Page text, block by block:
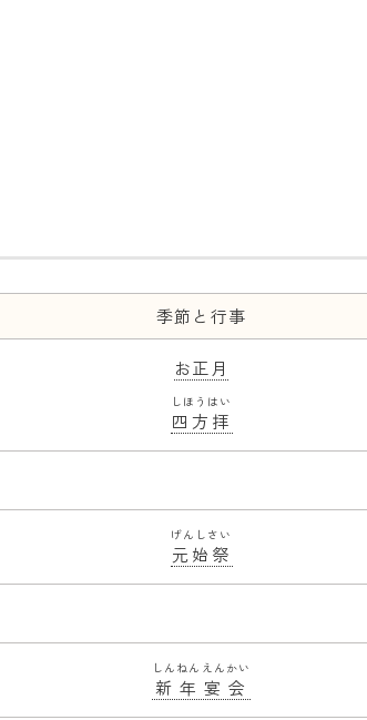
季節と行事
お正月
四方拝
しほうはい
元始祭
げんしさい
新年宴会
しんねんえんかい